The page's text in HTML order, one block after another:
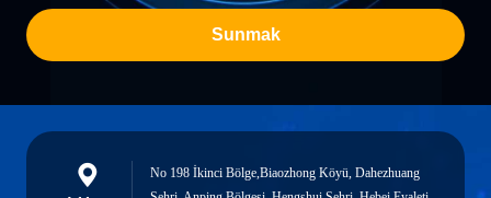
Sunmak
No 198 İkinci Bölge,Biaozhong Köyü, Dahezhuang